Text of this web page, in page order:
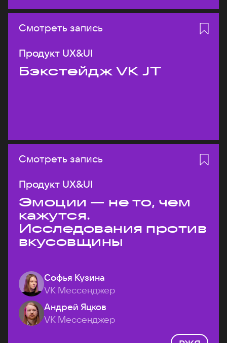
Смотреть запись
Продукт UX&UI
Бэкстейдж VK JT
Смотреть запись
Продукт UX&UI
Эмоции — не то, чем
кажутся.
Исследования против
вкусовщины
Софья Кузина
VK Мессенджер
Андрей Яцков
VK Мессенджер